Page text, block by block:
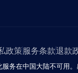
政策服务条款退款
务在中国大陆不可用。